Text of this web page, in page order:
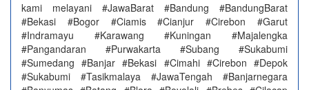
kami melayani #JawaBarat #Bandung #BandungBarat
#Bekasi #Bogor #Ciamis #Cianjur #Cirebon #Garut
#Indramayu #Karawang #Kuningan #Majalengka
#Pangandaran #Purwakarta #Subang #Sukabumi
#Sumedang #Banjar #Bekasi #Cimahi #Cirebon #Depok
#Sukabumi #Tasikmalaya #JawaTengah #Banjarnegara